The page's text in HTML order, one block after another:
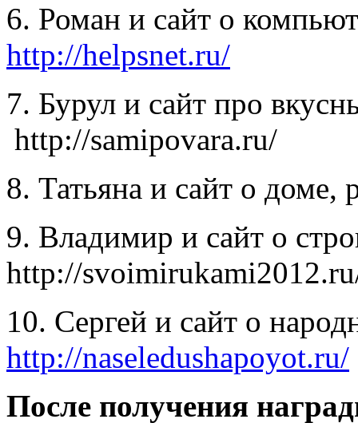
6. Роман и сайт о
http://helpsnet.ru/
7. Бурул и сайт про
http://samipovara.ru/
8. Татьяна и сайт о
9. Владимир и сайт о
http://
10. Сергей и сайт о
http://naseledushapoyot.ru/
После получения